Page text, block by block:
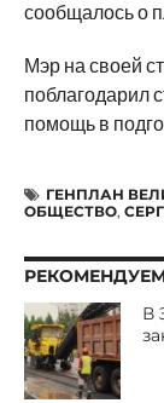
сообщалось о
Мэр на своей
поблагодарил
помощь в
ГЕНПЛАН
ОБЩЕСТВО,
В